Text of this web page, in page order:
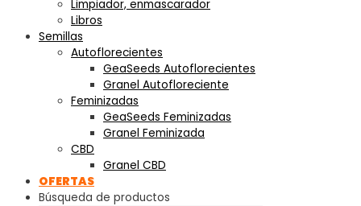
Limpiador, enmascarador
Libros
Semillas
Autoflorecientes
GeaSeeds Autoflorecientes
Granel Autofloreciente
Feminizadas
GeaSeeds Feminizadas
Granel Feminizada
CBD
Granel CBD
OFERTAS
Búsqueda de productos